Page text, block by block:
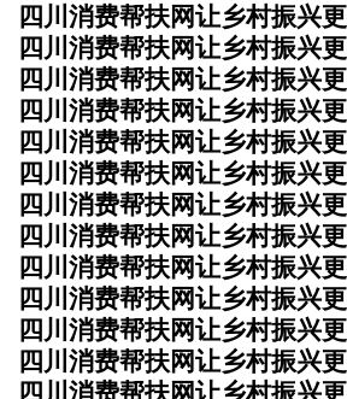
四川消费帮扶网让乡村振兴
四川消费帮扶网让乡村振兴
四川消费帮扶网让乡村振兴
四川消费帮扶网让乡村振兴
四川消费帮扶网让乡村振兴
四川消费帮扶网让乡村振兴
四川消费帮扶网让乡村振兴
四川消费帮扶网让乡村振兴
四川消费帮扶网让乡村振兴
四川消费帮扶网让乡村振兴
四川消费帮扶网让乡村振兴
四川消费帮扶网让乡村振兴
四川消费帮扶网让乡村振兴